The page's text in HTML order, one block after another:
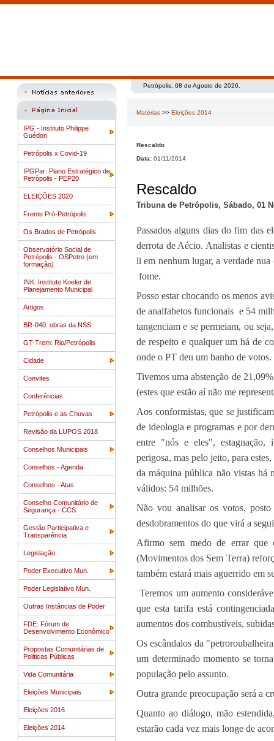
IPG - Instituto Philippe
Guédon
Petrópolis x Covid-19
IPGPar: Plano Estratégico de
Petrópolis - PEP20
ELEIÇÕES 2020
Frente Pró-Petrópolis
Os Brados de Petrópolis
Observatório Social de
Petrópolis - OSPetro (em
formação)
INK: Instituto Koeler de
Planejamento Municipal
Artigos
BR-040: obras da NSS
GT-Trem: Rio/Petrópolis
Cidade
Convites
Conferências
Petrópolis e as Chuvas
Revisão da LUPOS 2018
Conselhos Municipais
Conselhos - Agenda
Conselhos - Atas
Conselho Comunitário de
Segurança - CCS
Gestão Participativa e
Transparência
Legislação
Poder Executivo Mun.
Poder Legislativo Mun.
Outras Instâncias de Poder
FDE: Fórum de
Desenvolvimento Econômico
Propostas Comunitárias de
Politicas Públicas
Vida Comunitária
Eleições Municipais
Eleições 2016
Eleições 2014
Petrópolis, 08 de Agosto de 2026.
Matérias >> Eleições 2014
Rescaldo
Data: 01/11/2014
Rescaldo
Tribuna de Petrópolis, Sábado, 01
Passados alguns dias do fim das
derrota de Aécio. Analistas e
li em nenhum lugar, a verdade
fome.
Posso estar chocando os menos
de analfabetos funcionais e 54
tangenciam e se permeiam, ou
de respeito e qualquer um há de
onde o PT deu um banho de votos.
Tivemos uma abstenção de
(estes que estão aí não me
Aos conformistas, que se
de ideologia e programas e por
entre "nós e eles", estagnação,
perigosa, mas pelo jeito, para
da máquina pública não vistas há
válidos: 54 milhões.
Não vou analisar os votos,
desdobramentos do que virá a
Afirmo sem medo de errar que
(Movimentos dos Sem Terra)
também estará mais aguerrido em
Teremos um aumento
que esta tarifa está
aumentos dos combustíveis,
Os escândalos da
um determinado momento se
população pelo assunto.
Outra grande preocupação será a
Quanto ao diálogo, mão
estarão cada vez mais longe de